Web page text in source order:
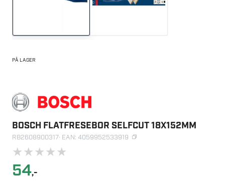
PÅ LAGER
BOSCH FLATFRESEBOR SELFCUT 18X152MM
RB2608900317· EAN: 4059952533919
★★★★★
54,-